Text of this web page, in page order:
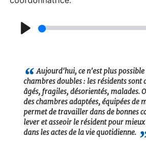
a
y
Aujourd'hui, ce n'est plus
chambres doubles : les résidents sont
âgés, fragiles, désorientés, malades.
des chambres adaptées, équipées de
permet de travailler dans de bonnes
lever et asseoir le résident pour
dans les actes de la vie quotidienne.